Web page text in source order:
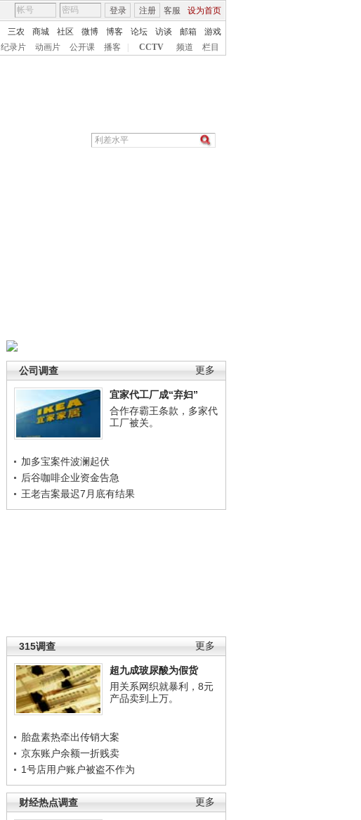
客服 设为首页
登录 注册
三农 商城 社区 微博 博客 论坛 访谈 邮箱
游戏
纪录片 动画片 公开课 播客 CCTV 频道 栏目
更多
公司调查
宜家代工厂成“弃妇”
合作存霸王条款，多家代
工厂被关。
加多宝案件波澜起伏
后谷咖啡企业资金告急
王老吉案最迟7月底有结果
更多
315调查
超九成玻尿酸为假货
用关系网织就暴利，8元
产品卖到上万。
胎盘素热牵出传销大案
京东账户余额一折贱卖
1号店用户账户被盗不作为
更多
财经热点调查